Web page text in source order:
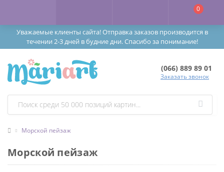
Уважаемые клиенты сайта! Отправка заказов производится в
течении 2-3 дней в будние дни. Спасибо за понимание!
0
(066) 889 89 01
Заказать звонок
Морской пейзаж
Морской пейзаж